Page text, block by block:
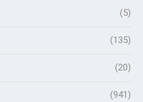
(5)
(135)
(20)
(941)